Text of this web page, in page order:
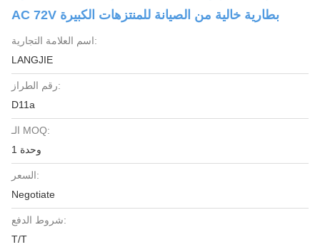
AC 72V بطارية خالية من الصيانة للمنتزهات الكبيرة
اسم العلامة التجارية:
LANGJIE
رقم الطراز:
D11a
الـ MOQ:
1 وحدة
السعر:
Negotiate
شروط الدفع:
T/T